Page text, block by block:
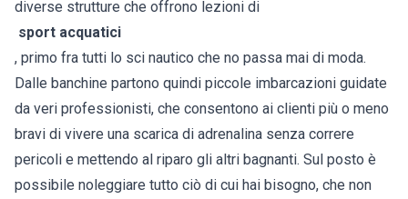
diverse strutture che offrono lezioni di
sport acquatici
, primo fra tutti lo sci nautico che no passa mai di moda.
Dalle banchine partono quindi piccole imbarcazioni guidate
da veri professionisti, che consentono ai clienti più o meno
bravi di vivere una scarica di adrenalina senza correre
pericoli e mettendo al riparo gli altri bagnanti. Sul posto è
possibile noleggiare tutto ciò di cui hai bisogno, che non